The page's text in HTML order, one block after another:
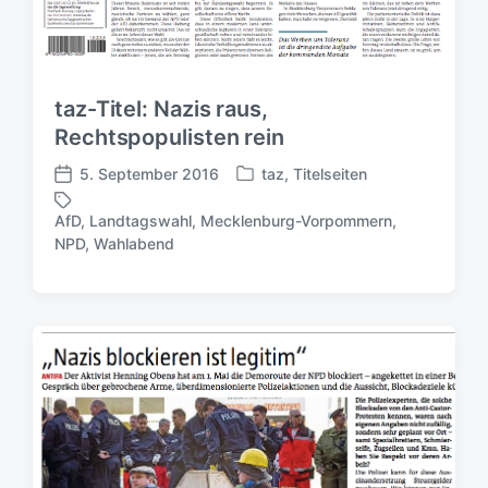
taz-Titel: Nazis raus,
Rechtspopulisten rein
V
e
r
ö
n
t
l
i
c
h
u
5. September 2016
V
r
t
l
i
c
h
t
taz, Titelseiten
S
c
g
w
ö
r
e
AfD, Landtagswahl, Mecklenburg-Vorpommern,
NPD, Wahlabend